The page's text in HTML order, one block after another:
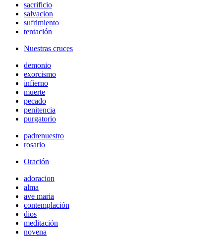
sacrificio
salvacion
sufrimiento
tentación
Nuestras cruces
demonio
exorcismo
infierno
muerte
pecado
penitencia
purgatorio
padrenuestro
rosario
Oración
adoracion
alma
ave maria
contemplación
dios
meditación
novena